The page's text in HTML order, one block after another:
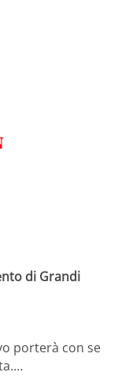
di Grandi
porterà con se